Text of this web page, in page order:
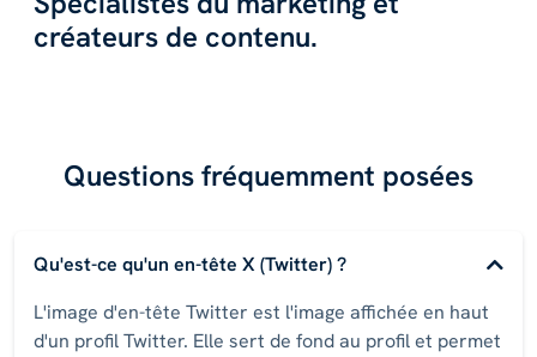
créateurs de contenu.
Questions fréquemment posées
Qu'est-ce qu'un en-tête X (Twitter) ?
L'image d'en-tête Twitter est l'image affichée en haut
d'un profil Twitter. Elle sert de fond au profil et permet